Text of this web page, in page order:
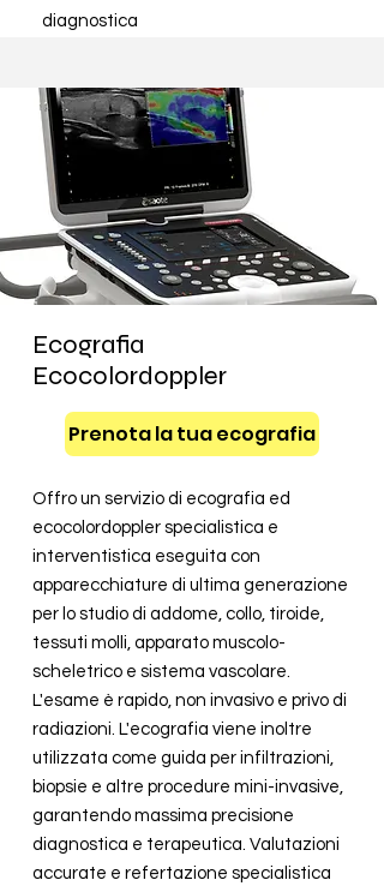
diagnostica
Ecografia
Ecocolordoppler
Prenota la tua ecografia
Offro un servizio di ecografia ed
ecocolordoppler specialistica e
interventistica eseguita con
apparecchiature di ultima generazione
per lo studio di addome, collo, tiroide,
tessuti molli, apparato muscolo-
scheletrico e sistema vascolare.
L'esame è rapido, non invasivo e privo di
radiazioni. L'ecografia viene inoltre
utilizzata come guida per infiltrazioni,
biopsie e altre procedure mini-invasive,
garantendo massima precisione
diagnostica e terapeutica. Valutazioni
accurate e refertazione specialistica